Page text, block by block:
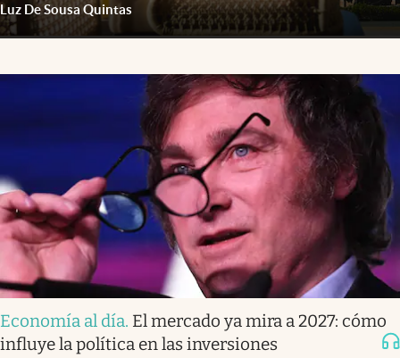
Luz De Sousa Quintas
Economía al día. El mercado ya mira a 2027: cómo
influye la política en las inversiones